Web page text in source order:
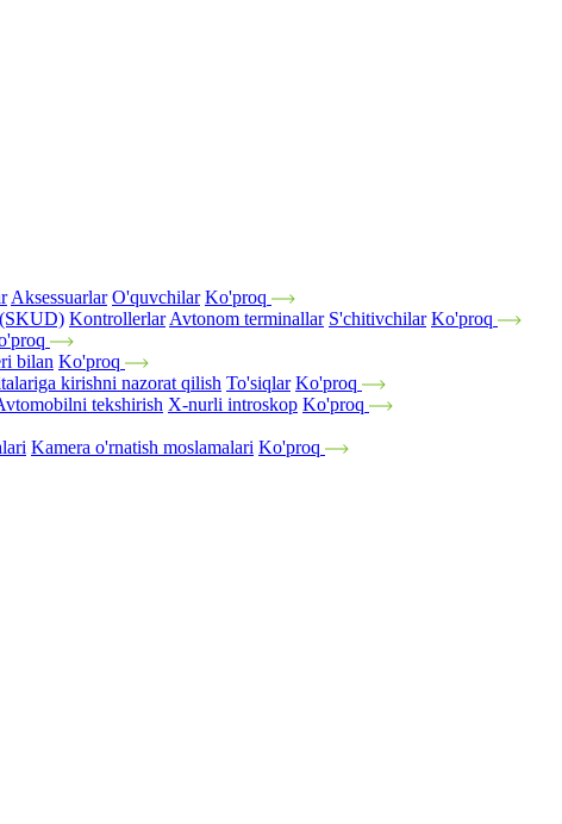
Aksessuarlar O'quvchilar Ko'proq
(SKUD) Kontrollerlar Avtonom terminallar S'chitivchilar Ko'proq
bilan Ko'proq
kirishni nazorat qilish To'siqlar Ko'proq
tekshirish X-nurli introskop Ko'proq
Kamera o'rnatish moslamalari Ko'proq